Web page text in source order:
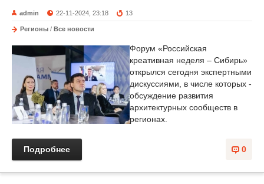
admin 22-11-2024, 23:18 13
Регионы / Все новости
Форум «Российская
креативная неделя – Сибирь»
открылся сегодня экспертными
дискуссиями, в числе которых -
обсуждение развития
архитектурных сообществ в
регионах.
0
Подробнее